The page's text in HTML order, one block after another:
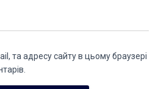
та адресу сайту в цьому браузері